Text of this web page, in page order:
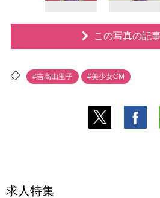
この写真の記
#吉高由里子 #美少女CM
求人特集